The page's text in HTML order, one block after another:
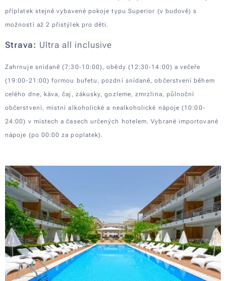
příplatek stejně vybavené pokoje typu Superior (v budově) s
možností až 2 přistýlek pro děti.
Strava: Ultra all inclusive
Zahrnuje snídaně (7:30-10:00), obědy (12:30-14:00) a večeře
(19:00-21:00) formou bufetu, pozdní snídaně, občerstvení během
celého dne, káva, čaj, zákusky, gozleme, zmrzlina, půlnoční
občerstvení, místní alkoholické a nealkoholické nápoje (10:00-
24:00) v místech a časech určených hotelem. Vybrané importované
nápoje (po 00:00 za poplatek).